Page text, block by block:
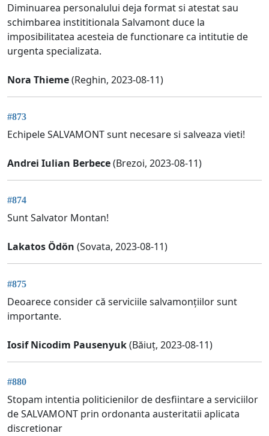
Diminuarea personalului deja format si atestat sau
schimbarea instititionala Salvamont duce la
imposibilitatea acesteia de functionare ca intitutie de
urgenta specializata.
Nora Thieme(Reghin, 2023-08-11)
#873
Echipele SALVAMONT sunt necesare si salveaza vieti!
Andrei Iulian Berbece(Brezoi, 2023-08-11)
#874
Sunt Salvator Montan!
Lakatos Ödön (Sovata, 2023-08-11)
#875
Deoarece consider că serviciile salvamonțiilor sunt
importante.
Iosif Nicodim Pausenyuk(Băiuț, 2023-08-11)
#880
Stopam intentia politicienilor de desfiintare a serviciilor
de SALVAMONT prin ordonanta austeritatii aplicata
discretionar